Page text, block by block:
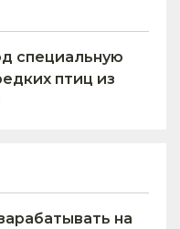
специальную
птиц из
на